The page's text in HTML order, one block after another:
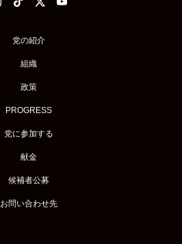
党の紹介
組織
政策
PROGRESS
党に参加する
献金
候補者公募
お問い合わせ先